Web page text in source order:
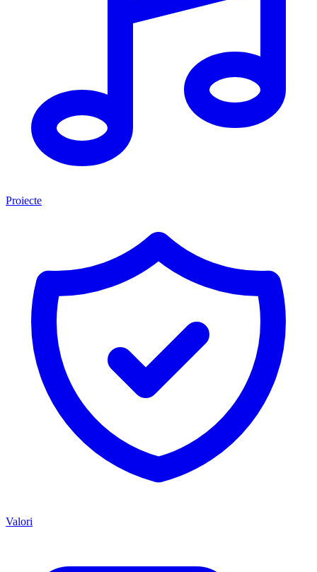
Proiecte
Valori